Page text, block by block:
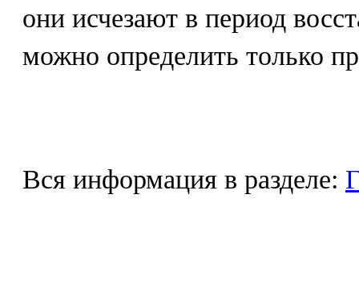
они исчезают в период
можно определить только
Вся информация в разделе: